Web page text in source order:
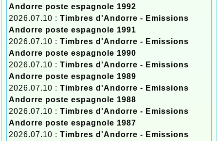
Andorre poste espagnole 1992
2026.07.10 : Timbres d'Andorre - Emissions
Andorre poste espagnole 1991
2026.07.10 : Timbres d'Andorre - Emissions
Andorre poste espagnole 1990
2026.07.10 : Timbres d'Andorre - Emissions
Andorre poste espagnole 1989
2026.07.10 : Timbres d'Andorre - Emissions
Andorre poste espagnole 1988
2026.07.10 : Timbres d'Andorre - Emissions
Andorre poste espagnole 1987
2026.07.10 : Timbres d'Andorre - Emissions